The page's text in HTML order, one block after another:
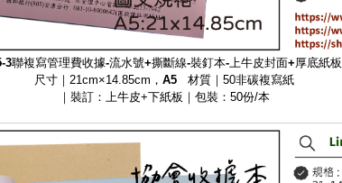
3聯複寫管理費收據-流水號+撕斷線-裝釘本-上牛皮封面+厚底紙板
尺寸｜21cm×14.85cm， A5 材質｜50非碳複寫紙
｜裝訂：上牛皮+下紙板｜包裝：50份/本